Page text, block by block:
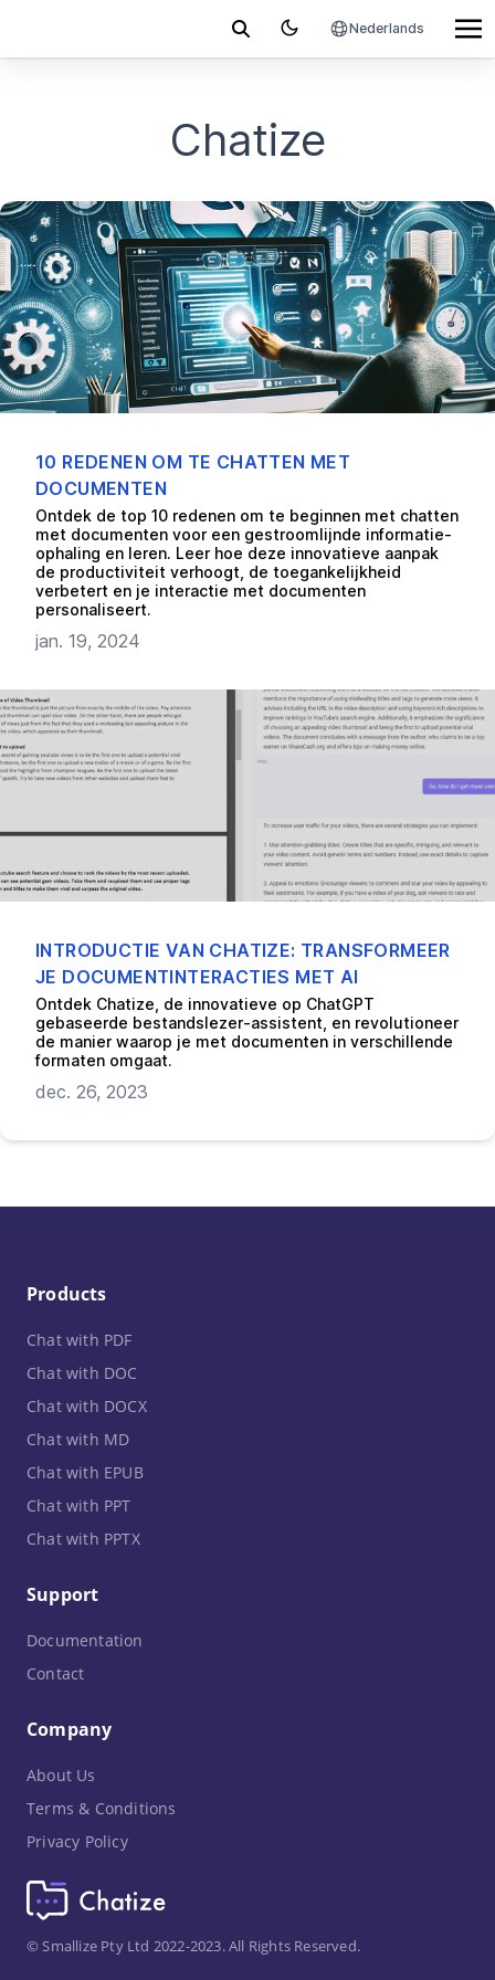
Nederlands
Chatize
10 REDENEN OM TE CHATTEN MET
DOCUMENTEN
Ontdek de top 10 redenen om te beginnen met chatten
met documenten voor een gestroomlijnde informatie-
ophaling en leren. Leer hoe deze innovatieve aanpak
de productiviteit verhoogt, de toegankelijkheid
verbetert en je interactie met documenten
personaliseert.
jan. 19, 2024
INTRODUCTIE VAN CHATIZE: TRANSFORMEER
JE DOCUMENTINTERACTIES MET AI
Ontdek Chatize, de innovatieve op ChatGPT
gebaseerde bestandslezer-assistent, en revolutioneer
de manier waarop je met documenten in verschillende
formaten omgaat.
dec. 26, 2023
© Smallize Pty Ltd 2022-2023. All Rights Reserved.
Products
Chat with PDF
Chat with DOC
Chat with DOCX
Chat with MD
Chat with EPUB
Chat with PPT
Chat with PPTX
Support
Documentation
Contact
Company
About Us
Terms & Conditions
Privacy Policy